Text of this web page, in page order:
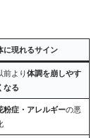
に現れるサイン
前より体調を崩しやす
なる
粉症・アレルギーの悪